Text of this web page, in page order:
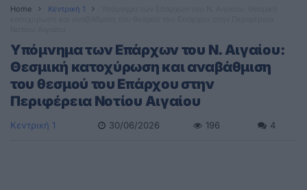
Home Κεντρική 1
Υπόμνημα των Επάρχων του Ν. Αιγαίου:
Θεσμική κατοχύρωση και αναβάθμιση
του θεσμού του Επάρχου στην
Περιφέρεια Νοτίου Αιγαίου
Κεντρική 1 30/06/2026 196 4